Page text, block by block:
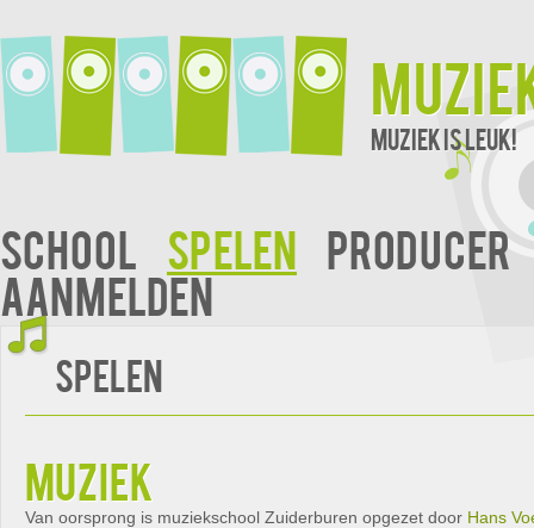
Muziek is leuk!
School Spelen Producer
Aanmelden
Spelen
muziek
Van oorsprong is muziekschool Zuiderburen opgezet door Hans